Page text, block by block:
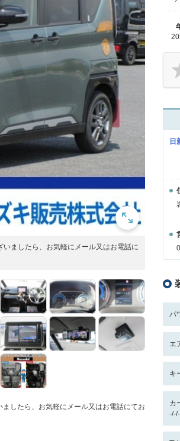
ましたら、お気軽にメール又はお電話に
したら、お気軽にメール又はお電話にてお
日
パ
エ
キ
カ